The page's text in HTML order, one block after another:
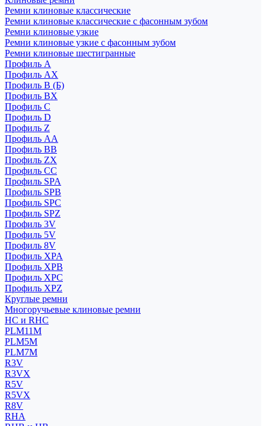
Ремни клиновые классические
Ремни клиновые классические с фасонным зубом
Ремни клиновые узкие
Ремни клиновые узкие с фасонным зубом
Ремни клиновые шестигранные
Профиль A
Профиль AX
Профиль B (Б)
Профиль BX
Профиль C
Профиль D
Профиль Z
Профиль АА
Профиль BB
Профиль ZX
Профиль CC
Профиль SPA
Профиль SPB
Профиль SPC
Профиль SPZ
Профиль 3V
Профиль 5V
Профиль 8V
Профиль XPA
Профиль XPB
Профиль XPC
Профиль XPZ
Круглые ремни
Многоручьевые клиновые ремни
HC и RHC
PLM11M
PLM5M
PLM7M
R3V
R3VX
R5V
R5VX
R8V
RHA